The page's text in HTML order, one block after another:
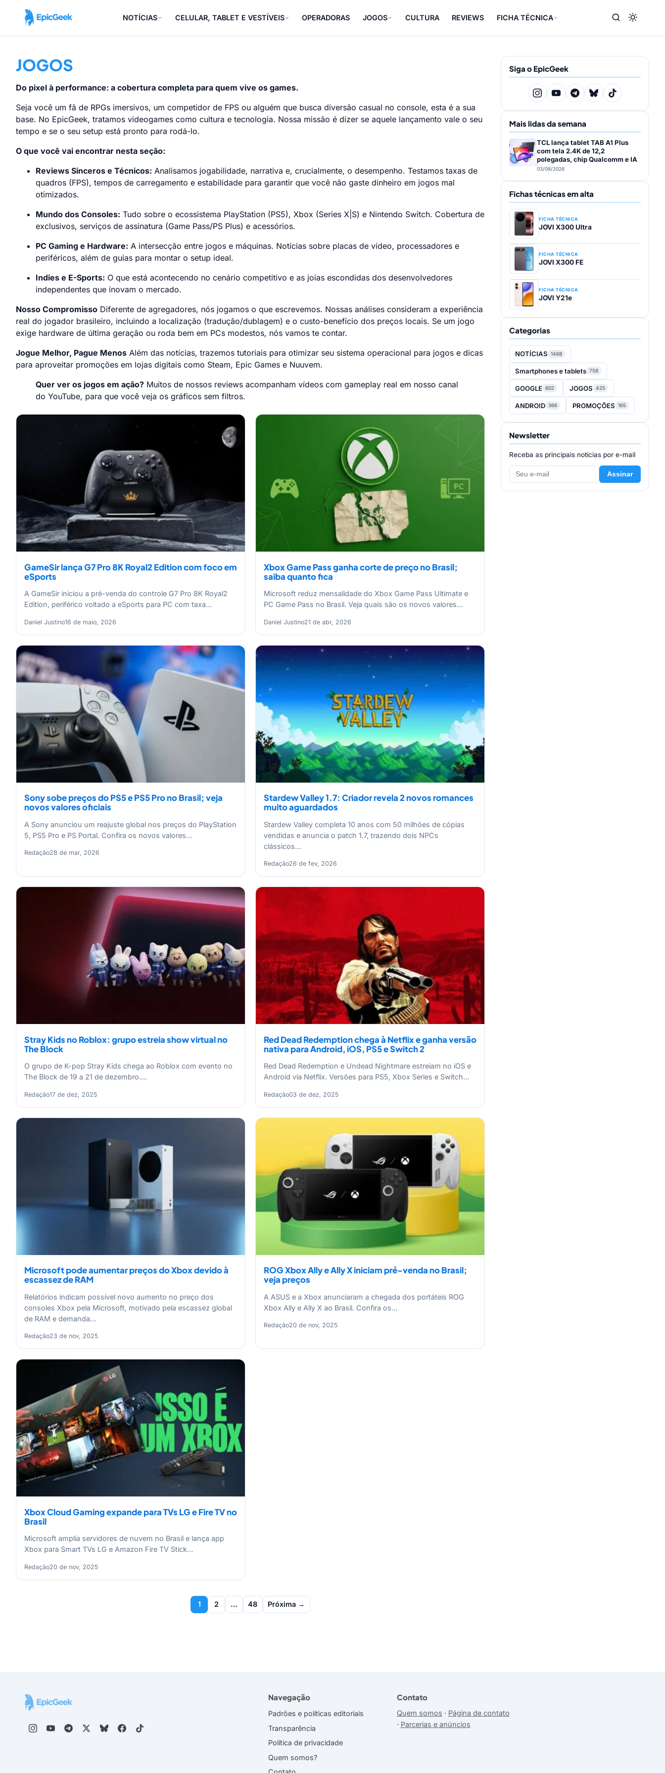
NOTÍCIAS CELULAR, TABLET E VESTÍVEIS OPERADORAS JOGOS CULTURA REVIEWS FICHA TÉCNICA
JOGOS
Do pixel à performance: a cobertura completa para quem vive os games.
Seja você um fã de RPGs imersivos, um competidor de FPS ou alguém que busca diversão casual no console, esta é a sua
base. No EpicGeek, tratamos videogames como cultura e tecnologia. Nossa missão é dizer se aquele lançamento vale o seu
tempo e se o seu setup está pronto para rodá-lo.
O que você vai encontrar nesta seção:
Reviews Sinceros e Técnicos: Analisamos jogabilidade, narrativa e, crucialmente, o desempenho. Testamos taxas de
quadros (FPS), tempos de carregamento e estabilidade para garantir que você não gaste dinheiro em jogos mal
otimizados.
Mundo dos Consoles: Tudo sobre o ecossistema PlayStation (PS5), Xbox (Series X|S) e Nintendo Switch. Cobertura de
exclusivos, serviços de assinatura (Game Pass/PS Plus) e acessórios.
PC Gaming e Hardware: A intersecção entre jogos e máquinas. Notícias sobre placas de vídeo, processadores e
periféricos, além de guias para montar o setup ideal.
Indies e E-Sports: O que está acontecendo no cenário competitivo e as joias escondidas dos desenvolvedores
independentes que inovam o mercado.
Nosso Compromisso Diferente de agregadores, nós jogamos o que escrevemos. Nossas análises consideram a experiência
real do jogador brasileiro, incluindo a localização (tradução/dublagem) e o custo-benefício dos preços locais. Se um jogo
exige hardware de última geração ou roda bem em PCs modestos, nós vamos te contar.
Jogue Melhor, Pague Menos Além das notícias, trazemos tutoriais para otimizar seu sistema operacional para jogos e dicas
para aproveitar promoções em lojas digitais como Steam, Epic Games e Nuuvem.
Quer ver os jogos em ação? Muitos de nossos reviews acompanham vídeos com gameplay real em nosso canal
do YouTube, para que você veja os gráficos sem filtros.
GameSir lança G7 Pro 8K Royal2 Edition com foco em
eSports
A GameSir iniciou a pré-venda do controle G7 Pro 8K Royal2
Edition, periférico voltado a eSports para PC com taxa…
Daniel Justino16 de maio, 2026
Xbox Game Pass ganha corte de preço no Brasil;
saiba quanto fica
Microsoft reduz mensalidade do Xbox Game Pass Ultimate e
PC Game Pass no Brasil. Veja quais são os novos valores…
Daniel Justino21 de abr, 2026
Sony sobe preços do PS5 e PS5 Pro no Brasil; veja
novos valores oficiais
A Sony anunciou um reajuste global nos preços do PlayStation
5, PS5 Pro e PS Portal. Confira os novos valores…
Redação28 de mar, 2026
Stardew Valley 1.7: Criador revela 2 novos romances
muito aguardados
Stardew Valley completa 10 anos com 50 milhões de cópias
vendidas e anuncia o patch 1.7, trazendo dois NPCs
clássicos…
Redação26 de fev, 2026
Stray Kids no Roblox: grupo estreia show virtual no
The Block
O grupo de K-pop Stray Kids chega ao Roblox com evento no
The Block de 19 a 21 de dezembro.…
Redação17 de dez, 2025
Red Dead Redemption chega à Netflix e ganha versão
nativa para Android, iOS, PS5 e Switch 2
Red Dead Redemption e Undead Nightmare estreiam no iOS e
Android via Netflix. Versões para PS5, Xbox Series e Switch…
Redação03 de dez, 2025
Microsoft pode aumentar preços do Xbox devido à
escassez de RAM
Relatórios indicam possível novo aumento no preço dos
consoles Xbox pela Microsoft, motivado pela escassez global
de RAM e demanda…
Redação23 de nov, 2025
ROG Xbox Ally e Ally X iniciam pré-venda no Brasil;
veja preços
A ASUS e a Xbox anunciaram a chegada dos portáteis ROG
Xbox Ally e Ally X ao Brasil. Confira os…
Redação20 de nov, 2025
Xbox Cloud Gaming expande para TVs LG e Fire TV no
Brasil
Microsoft amplia servidores de nuvem no Brasil e lança app
Xbox para Smart TVs LG e Amazon Fire TV Stick…
Redação20 de nov, 2025
1 2 … 48 Próxima →
Siga o EpicGeek
Mais lidas da semana
TCL lança tablet TAB A1 Plus
com tela 2.4K de 12,2
polegadas, chip Qualcomm e IA
03/08/2026
Fichas técnicas em alta
FICHA TÉCNICA
JOVI X300 Ultra
FICHA TÉCNICA
JOVI X300 FE
FICHA TÉCNICA
JOVI Y21e
Categorias
NOTÍCIAS 1468
Smartphones e tablets 758
GOOGLE 602 JOGOS 425
ANDROID 366 PROMOÇÕES 165
Newsletter
Receba as principais notícias por e-mail
Assinar
Navegação
Padrões e políticas editoriais
Transparência
Política de privacidade
Quem somos?
Contato
Quem somos · Página de contato
· Parcerias e anúncios